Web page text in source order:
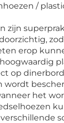
/
zijn
erop
op
wordt
het